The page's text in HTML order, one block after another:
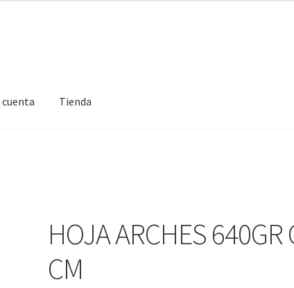
cuenta Tienda
HOJA ARCHES 640GR
CM